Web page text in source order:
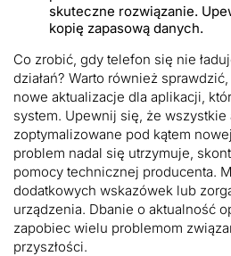
skuteczne rozwiązanie.
kopię zapasową danych.
Co zrobić, gdy telefon się nie
działań? Warto również
nowe aktualizacje dla aplikacji,
system. Upewnij się, że wszystkie
zoptymalizowane pod kątem
problem nadal się utrzymuje,
pomocy technicznej producenta.
dodatkowych wskazówek lub
urządzenia. Dbanie o aktualność
zapobiec wielu problemom
przyszłości.